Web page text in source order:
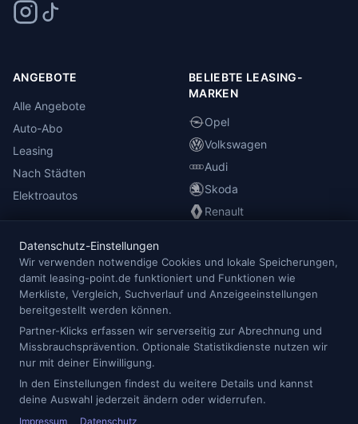
ANGEBOTE
Alle Angebote
Auto-Abo
Leasing
Nach Städten
Elektroautos
BELIEBTE LEASING-
MARKEN
Opel
Volkswagen
Audi
Skoda
Renault
INFORMATIONEN
Anbieterübersicht
Blog
Redaktion
Impressum
Datenschutz
Cookie-Einstellungen
Datenschutz-Einstellungen
Wir verwenden notwendige Cookies und lokale Speicherungen,
damit leasing-point.de funktioniert und Funktionen wie
Merkliste, Vergleich, Suchverlauf und Anzeigeeinstellungen
bereitgestellt werden können.
Partner-Klicks erfassen wir serverseitig zur Abrechnung und
Missbrauchsprävention. Optionale Statistikdienste nutzen wir
nur mit deiner Einwilligung.
In den Einstellungen findest du weitere Details und kannst
deine Auswahl jederzeit ändern oder widerrufen.
Impressum Datenschutz